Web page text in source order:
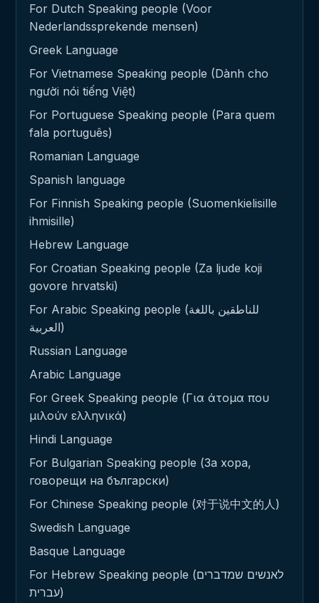
For Dutch Speaking people (Voor
Nederlandssprekende mensen)
Greek Language
For Vietnamese Speaking people (Dành cho
người nói tiếng Việt)
For Portuguese Speaking people (Para quem
fala português)
Romanian Language
Spanish language
For Finnish Speaking people (Suomenkielisille
ihmisille)
Hebrew Language
For Croatian Speaking people (Za ljude koji
govore hrvatski)
For Arabic Speaking people (للناطقين باللغة
العربية)
Russian Language
Arabic Language
For Greek Speaking people (Για άτομα που
μιλούν ελληνικά)
Hindi Language
For Bulgarian Speaking people (За хора,
говорещи на български)
For Chinese Speaking people (对于说中文的人)
Swedish Language
Basque Language
For Hebrew Speaking people (לאנשים שמדברים
עברית)